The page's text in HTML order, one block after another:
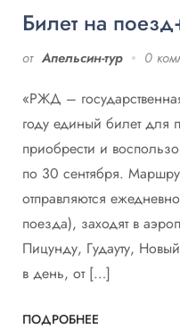
Билет на
от Апельсин-тур 0
«РЖД –
году единый билет
приобрести и
по 30 сентября.
отправляются
поезда), заходят в
Пицунду, Гудауту,
в день, от […]
ПОДРОБНЕЕ